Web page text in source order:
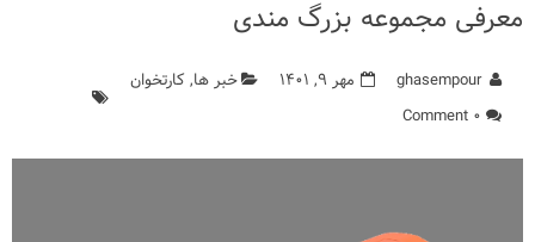
معرفی مجموعه بزرگ مندی
ghasempour مهر ۹, ۱۴۰۱ خبر ها,کارتخوان
۰ Comment